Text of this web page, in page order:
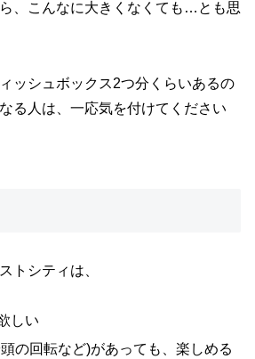
、こんなに大きくなくても…とも思
ッシュボックス2つ分くらいあるの
る人は、一応気を付けてください
トシティは、
しい
の回転など)があっても、楽しめる